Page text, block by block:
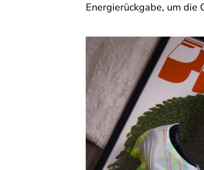
Energierückgabe, um